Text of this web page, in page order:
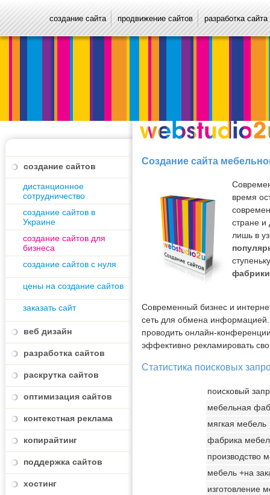
создание сайта продвижение сайтов разработка сайта
создание сайтов
дистанционное
сотрудничество
создание сайтов в
Украине
создание сайтов для
бизнеса
создание сайтов с нуля
цены на создание сайтов
заказать сайт
веб дизайн
разработка сайтов
раскрутка сайтов
оптимизация сайтов
контекстная реклама
копирайтинг
поддержка сайтов
хостинг
Создание сайта
время
стране
лишь в
фабрики
Современный бизнес и
сеть для обмена
проводить онлайн-
эффективно рекламировать
Статистика поисковых
поисковый
мебельная
мягкая мебель
фабрика
производство
мебель +на
изготовление